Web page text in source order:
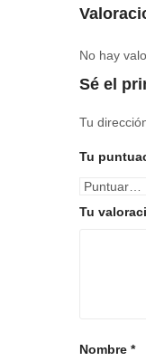
No hay
Sé el
Tu
Tu
Tu
Nombre *